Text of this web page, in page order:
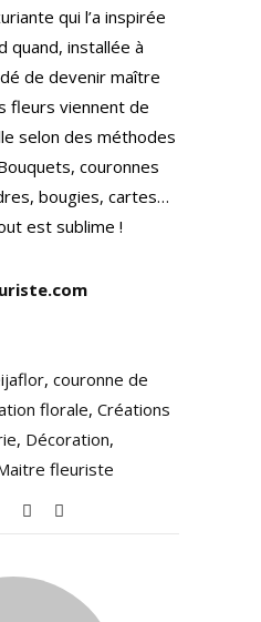
qui l’a inspirée
quand, installée à
de devenir maître
fleurs viennent de
selon des méthodes
couronnes
bougies, cartes…
est sublime !
, couronne de
florale, Créations
, Décoration,
fleuriste